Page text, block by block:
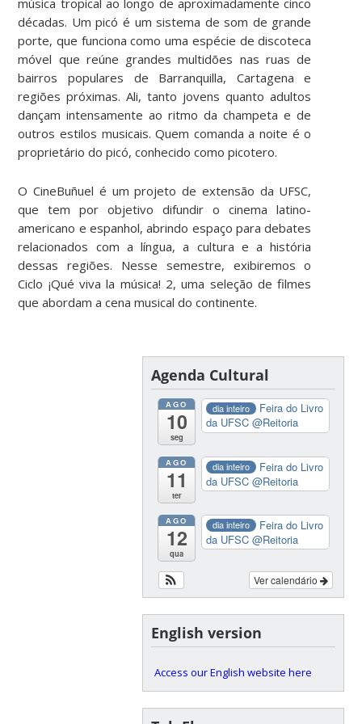
música tropical ao longo de aproximadamente cinco
décadas. Um picó é um sistema de som de grande
porte, que funciona como uma espécie de discoteca
móvel que reúne grandes multidões nas ruas de
bairros populares de Barranquilla, Cartagena e
regiões próximas. Ali, tanto jovens quanto adultos
dançam intensamente ao ritmo da champeta e de
outros estilos musicais. Quem comanda a noite é o
proprietário do picó, conhecido como picotero.
O CineBuñuel é um projeto de extensão da UFSC,
que tem por objetivo difundir o cinema latino-
americano e espanhol, abrindo espaço para debates
relacionados com a língua, a cultura e a história
dessas regiões. Nesse semestre, exibiremos o
Ciclo ¡Qué viva la música! 2, uma seleção de filmes
que abordam a cena musical do continente.
Agenda Cultural
AGO
10
seg
dia inteiro
Feira do Livro
da UFSC@Reitoria
AGO
11
ter
dia inteiro
Feira do Livro
da UFSC@Reitoria
AGO
12
qua
dia inteiro
Feira do Livro
da UFSC@Reitoria
Ver calendário
English version
Access our English website here